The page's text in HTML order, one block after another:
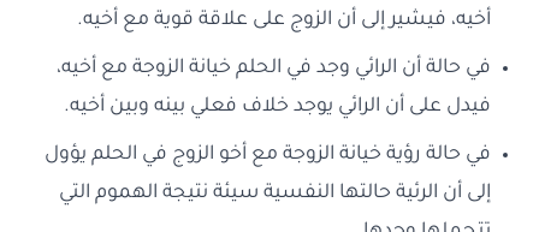
أخيه، فيشير إلى أن الزوج على علاقة قوية مع أخيه.
في حالة أن الرائي وجد في الحلم خيانة الزوجة مع أخيه،
فيدل على أن الرائي يوجد خلاف فعلي بينه وبين أخيه.
في حالة رؤية خيانة الزوجة مع أخو الزوج في الحلم يؤول
إلى أن الرئية حالتها النفسية سيئة نتيجة الهموم التي